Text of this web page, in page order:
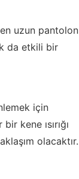
uzun pantolon
da etkili bir
için
kene ısırığı
olacaktır.